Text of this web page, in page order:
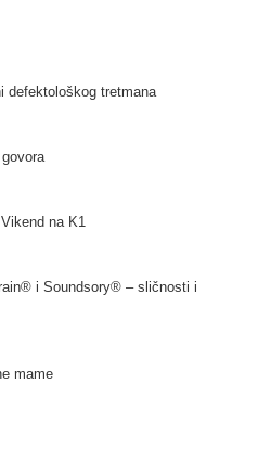
defektološkog tretmana
na K1
i Soundsory® – sličnosti i
mame